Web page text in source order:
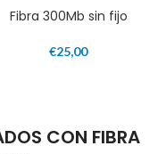
Fibra 300Mb sin fijo
€25,00
CON FIBRA